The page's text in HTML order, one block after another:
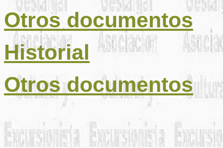
Otros documentos
Historial
Otros documentos